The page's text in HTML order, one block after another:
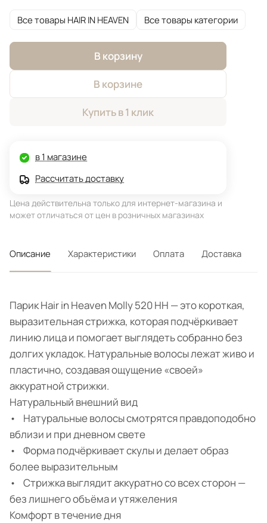
Все товары HAIR IN HEAVEN Все товары категории
В корзину
В корзине
Купить в 1 клик
в 1 магазине
Рассчитать доставку
Цена действительна только для интернет-магазина и
может отличаться от цен в розничных магазинах
Описание Характеристики Оплата Доставка
Парик Hair in Heaven Molly 520 HH — это короткая,
выразительная стрижка, которая подчёркивает
линию лица и помогает выглядеть собранно без
долгих укладок. Натуральные волосы лежат живо и
пластично, создавая ощущение «своей»
аккуратной стрижки.
Натуральный внешний вид
• Натуральные волосы смотрятся правдоподобно
вблизи и при дневном свете
• Форма подчёркивает скулы и делает образ
более выразительным
• Стрижка выглядит аккуратно со всех сторон —
без лишнего объёма и утяжеления
Комфорт в течение дня